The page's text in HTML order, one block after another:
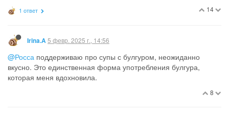
14
1 ответ
Irina.A5 февр. 2025 г., 14:56
@Росса поддерживаю про супы с булгуром, неожиданно
вкусно. Это единственная форма употребления булгура,
которая меня вдохновила.
8